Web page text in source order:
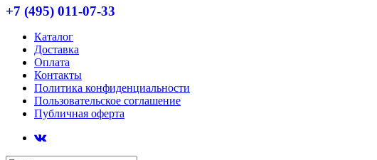
+7 (495) 011-07-33
Каталог
Доставка
Оплата
Контакты
Политика конфиденциальности
Пользовательское соглашение
Публичная оферта